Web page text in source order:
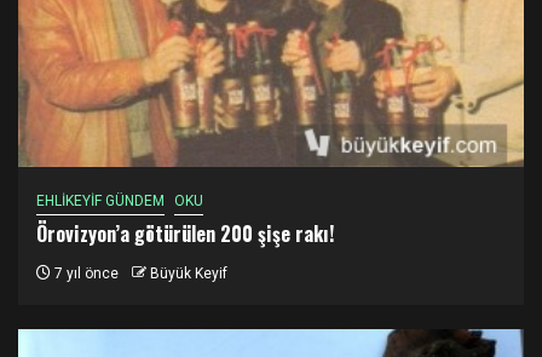
EHLİKEYİF GÜNDEM OKU
Örovizyon’a götürülen 200 şişe rakı!
7 yıl önce Büyük Keyif